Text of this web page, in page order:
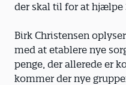
der skal til for at hjælpe
Birk Christensen
med at etablere nye
penge, der allerede er
kommer der nye